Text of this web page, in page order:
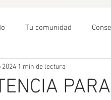
Tu comunidad
2024 1 min de lectura